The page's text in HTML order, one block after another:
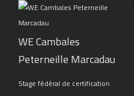
WE Cambales
Peterneille Marcadau
Stage fédéral de certification